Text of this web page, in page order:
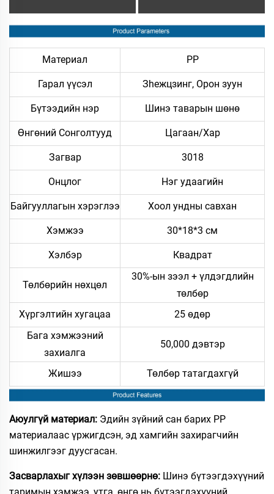
Материал PP
Гарал үүсэл Зheжцзинг, Орон зуун
Бүтээдийн нэр Шинэ таварын шөнө
Өнгөний Сонголтууд Цагаан/Хар
Загвар 3018
Онцлог Нэг удаагийн
Байгууллагын хэрэглээ Хоол ундны савхан
Хэмжээ 30*18*3 см
Хэлбэр Квадрат
Төлбөрийн нөхцөл
30%-ын зээл + үлдэгдлийн
төлбөр
Хүргэлтийн хугацаа
25 өдөр
Бага хэмжээний
захиалга
50,000 дэвтэр
Жишээ Төлбөр татагдахгүй
Аюулгүй материал: Эдийн зүйний сан барих PP
материалаас үржигдсэн, эд хамгийн захирагчийн
шинжилгээг дуусгасан.
Засварлахыг хүлээн зөвшөөрнө: Шинэ бүтээгдэхүүний